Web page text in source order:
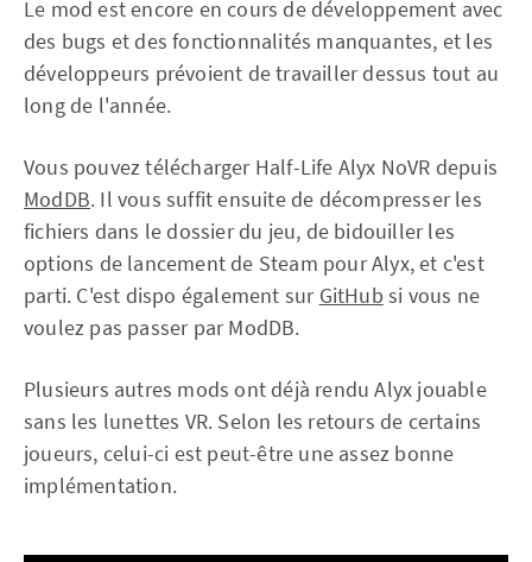
Le mod est encore en cours de développement avec
des bugs et des fonctionnalités manquantes, et les
développeurs prévoient de travailler dessus tout au
long de l'année.
Vous pouvez télécharger Half-Life Alyx NoVR depuis
ModDB. Il vous suffit ensuite de décompresser les
fichiers dans le dossier du jeu, de bidouiller les
options de lancement de Steam pour Alyx, et c'est
parti. C'est dispo également sur GitHub si vous ne
voulez pas passer par ModDB.
Plusieurs autres mods ont déjà rendu Alyx jouable
sans les lunettes VR. Selon les retours de certains
joueurs, celui-ci est peut-être une assez bonne
implémentation.